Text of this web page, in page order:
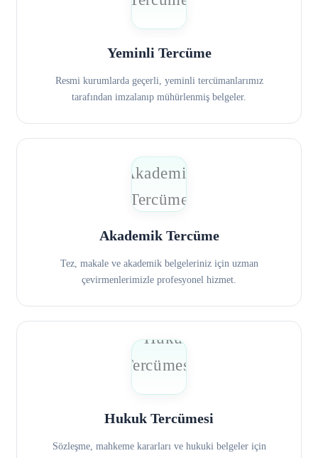
Yeminli Tercüme
Resmi kurumlarda geçerli, yeminli tercümanlarımız
tarafından imzalanıp mühürlenmiş belgeler.
Akademik Tercüme
Tez, makale ve akademik belgeleriniz için uzman
çevirmenlerimizle profesyonel hizmet.
Hukuk Tercümesi
Sözleşme, mahkeme kararları ve hukuki belgeler için